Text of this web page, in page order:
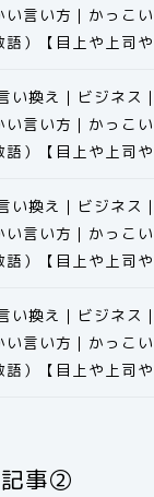
い言い方｜かっこい
語）【目上や上司や
い換え｜ビジネス
い言い方｜かっこい
語）【目上や上司や
い換え｜ビジネス
い言い方｜かっこい
語）【目上や上司や
い換え｜ビジネス
い言い方｜かっこい
語）【目上や上司や
記事②